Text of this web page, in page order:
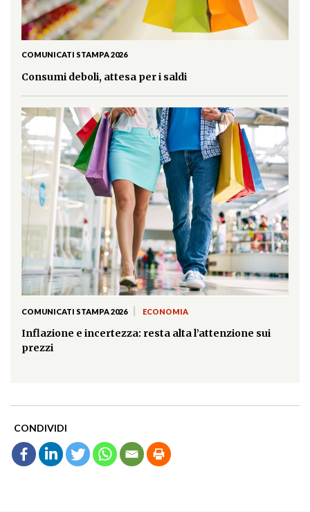
COMUNICATI STAMPA 2026
Consumi deboli, attesa per i saldi
COMUNICATI STAMPA 2026 ECONOMIA
Inflazione e incertezza: resta alta l’attenzione sui
prezzi
CONDIVIDI